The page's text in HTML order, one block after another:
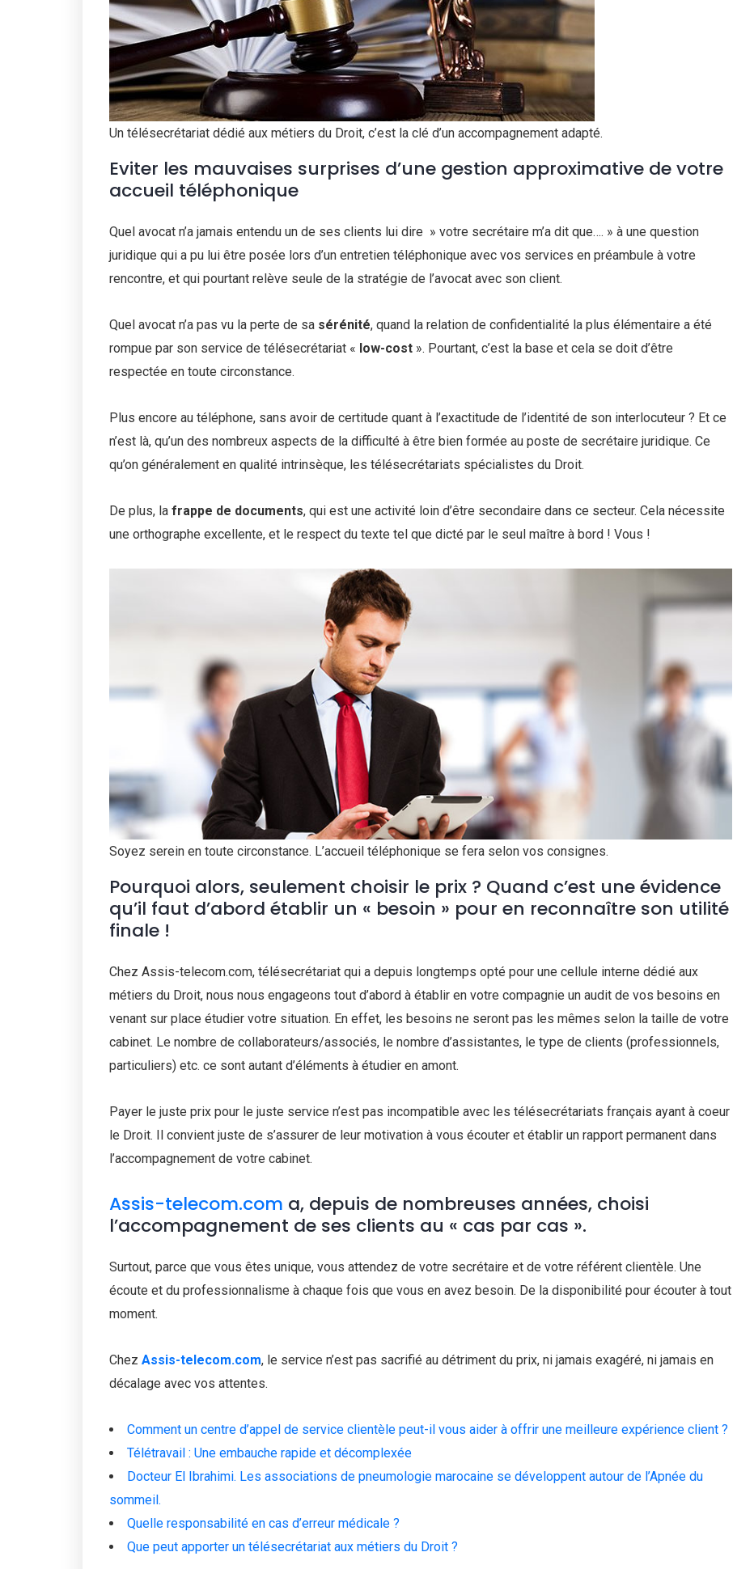
Un télésecrétariat dédié aux métiers du Droit, c’est la clé d’un accompagnement adapté.
Eviter les mauvaises surprises d’une gestion approximative de votre
accueil téléphonique
Quel avocat n’a jamais entendu un de ses clients lui dire » votre secrétaire m’a dit que…. » à une question
juridique qui a pu lui être posée lors d’un entretien téléphonique avec vos services en préambule à votre
rencontre, et qui pourtant relève seule de la stratégie de l’avocat avec son client.
Quel avocat n’a pas vu la perte de sa sérénité, quand la relation de confidentialité la plus élémentaire a été
rompue par son service de télésecrétariat « low-cost ». Pourtant, c’est la base et cela se doit d’être
respectée en toute circonstance.
Plus encore au téléphone, sans avoir de certitude quant à l’exactitude de l’identité de son interlocuteur ? Et ce
n’est là, qu’un des nombreux aspects de la difficulté à être bien formée au poste de secrétaire juridique. Ce
qu’on généralement en qualité intrinsèque, les télésecrétariats spécialistes du Droit.
De plus, la frappe de documents, qui est une activité loin d’être secondaire dans ce secteur. Cela nécessite
une orthographe excellente, et le respect du texte tel que dicté par le seul maître à bord ! Vous !
Soyez serein en toute circonstance. L’accueil téléphonique se fera selon vos consignes.
Pourquoi alors, seulement choisir le prix ? Quand c’est une évidence
qu’il faut d’abord établir un « besoin » pour en reconnaître son utilité
finale !
Chez Assis-telecom.com, télésecrétariat qui a depuis longtemps opté pour une cellule interne dédié aux
métiers du Droit, nous nous engageons tout d’abord à établir en votre compagnie un audit de vos besoins en
venant sur place étudier votre situation. En effet, les besoins ne seront pas les mêmes selon la taille de votre
cabinet. Le nombre de collaborateurs/associés, le nombre d’assistantes, le type de clients (professionnels,
particuliers) etc. ce sont autant d’éléments à étudier en amont.
Payer le juste prix pour le juste service n’est pas incompatible avec les télésecrétariats français ayant à coeur
le Droit. Il convient juste de s’assurer de leur motivation à vous écouter et établir un rapport permanent dans
l’accompagnement de votre cabinet.
Assis-telecom.com a, depuis de nombreuses années, choisi
l’accompagnement de ses clients au « cas par cas ».
Surtout, parce que vous êtes unique, vous attendez de votre secrétaire et de votre référent clientèle. Une
écoute et du professionnalisme à chaque fois que vous en avez besoin. De la disponibilité pour écouter à tout
moment.
Chez Assis-telecom.com, le service n’est pas sacrifié au détriment du prix, ni jamais exagéré, ni jamais en
décalage avec vos attentes.
Comment un centre d’appel de service clientèle peut-il vous aider à offrir une meilleure expérience client ?
Télétravail : Une embauche rapide et décomplexée
Docteur El Ibrahimi. Les associations de pneumologie marocaine se développent autour de l’Apnée du
sommeil.
Quelle responsabilité en cas d’erreur médicale ?
Que peut apporter un télésecrétariat aux métiers du Droit ?